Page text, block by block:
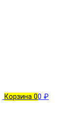
Корзина 00 ₽